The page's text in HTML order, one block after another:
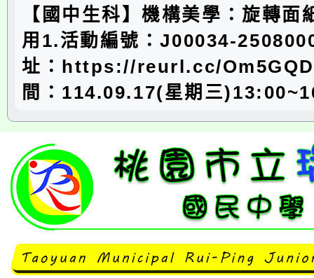
【國中生科】機構美學：旋轉面
用1.活動編號：J00034-
址：https://reurl.cc/
間：114.09.17(星期三